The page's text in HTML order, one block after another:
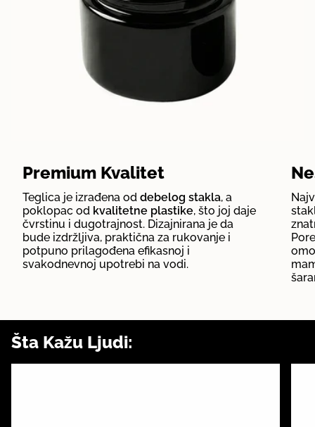
Premium Kvalitet
Teglica je izrađena od debelog stakla, a
poklopac od kvalitetne plastike, što joj daje
čvrstinu i dugotrajnost. Dizajnirana je da
bude izdržljiva, praktična za rukovanje i
potpuno prilagođena efikasnoj i
svakodnevnoj upotrebi na vodi.
Šta Kažu Ljudi: